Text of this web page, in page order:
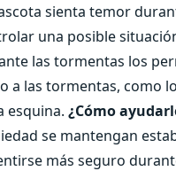
sienta temor
una posible
las tormentas los
las tormentas, como
esquina. ¿Cómo
se mantengan
más seguro